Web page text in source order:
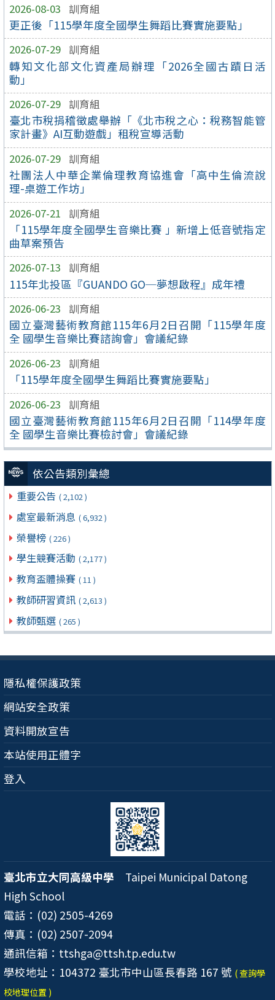
2026-08-03 訓育組
更正後「115學年度全國學生舞蹈比賽實施要點」
2026-07-29 訓育組
轉知文化部文化資產局辦理「2026全國古蹟日活
動」
2026-07-29 訓育組
臺北市稅捐稽徵處舉辦「《北市稅之心：稅務智能管
家計畫》AI互動遊戲」租稅宣導活動
2026-07-29 訓育組
社團法人中華企業倫理教育協進會「高中生倫流說
理-桌遊工作坊」
2026-07-21 訓育組
「115學年度全國學生音樂比賽 」新增上低音號指定
曲草案預告
2026-07-13 訓育組
115年北投區『GUANDO GO─夢想啟程』成年禮
2026-06-23 訓育組
國立臺灣藝術教育館115年6月2日召開「115學年度
全 國學生音樂比賽諮詢會」會議紀錄
2026-06-23 訓育組
「115學年度全國學生舞蹈比賽實施要點」
2026-06-23 訓育組
國立臺灣藝術教育館115年6月2日召開「114學年度
全 國學生音樂比賽檢討會」會議紀錄
依公告類別彙總
重要公告 ( 2,102 )
處室最新消息 ( 6,932 )
榮譽榜 ( 226 )
學生競賽活動 ( 2,177 )
教育盃體操賽 ( 11 )
教師研習資訊 ( 2,613 )
教師甄選 ( 265 )
隱私權保護政策
網站安全政策
資料開放宣告
本站使用正體字
登入
臺北市立大同高級中學 Taipei Municipal Datong
High School
電話：(02) 2505-4269
傳真：(02) 2507-2094
通訊信箱：ttshga@ttsh.tp.edu.tw
學校地址：104372 臺北市中山區長春路 167 號 ( 查詢學
校地理位置 )